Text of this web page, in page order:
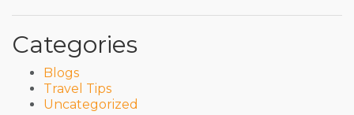
Categories
Blogs
Travel Tips
Uncategorized